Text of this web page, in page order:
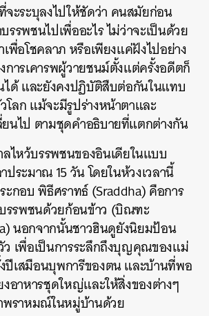
จะระบุลงไปให้ชัดว่า คนสมัยก่อน
รพชนไปเพื่ออะไร ไม่ว่าจะเป็นด้วย
พื่อโชคลาภ หรือเพียงแค่ฝังไปอย่าง
ารเคารพผู้วายชนม์ตั้งแต่ครั้งอดีตก็
ได้ และยังคงปฏิบัติสืบต่อกันในแทบ
ลก แม้จะมีรูปร่างหน้าตาและ
นไป ตามชุดคำอธิบายที่แตกต่างกัน
ไหว้บรรพชนของอินเดียในแบบ
ระมาณ 15 วัน โดยในห้วงเวลานี้
ะกอบ พิธีศราทธ์ (Sraddha) คือการ
รพชนด้วยก้อนข้าว (บิณฑะ
นอกจากนั้นชาวฮินดูยังนิยมป้อน
เพื่อเป็นการระลึกถึงบุญคุณของแม่
เสมือนบุพการีของตน และบ้านที่พอ
งอาหารชุดใหญ่และให้สิ่งของต่างๆ
ราหมณ์ในหมู่บ้านด้วย